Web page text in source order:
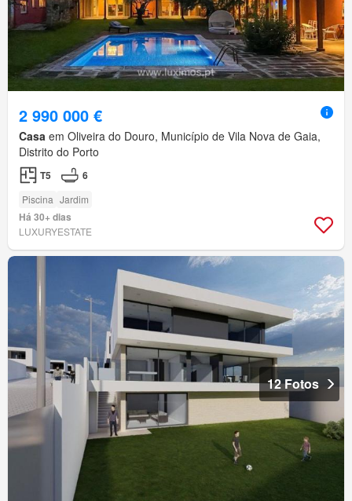
2 990 000 €
Casa em Oliveira do Douro, Município de Vila Nova de Gaia,
Distrito do Porto
T5 6
Piscina Jardim
Há 30+ dias
LUXURYESTATE
12 Fotos